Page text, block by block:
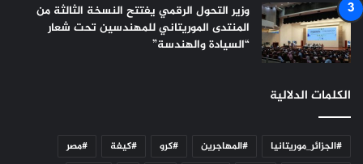
وزير التحول الرقمي يفتتح النسخة الثالثة من
المنتدى الموريتاني للمهندسين تحت شعار
“السيادة والهندسة”
الكلمات الدلالية
#الجزائر_موريتانيا #المهاجرين #كرو #كيفة
#مصر